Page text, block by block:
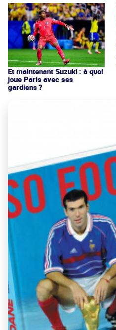
Et maintenant Suzuki : à quoi
joue Paris avec ses
gardiens ?